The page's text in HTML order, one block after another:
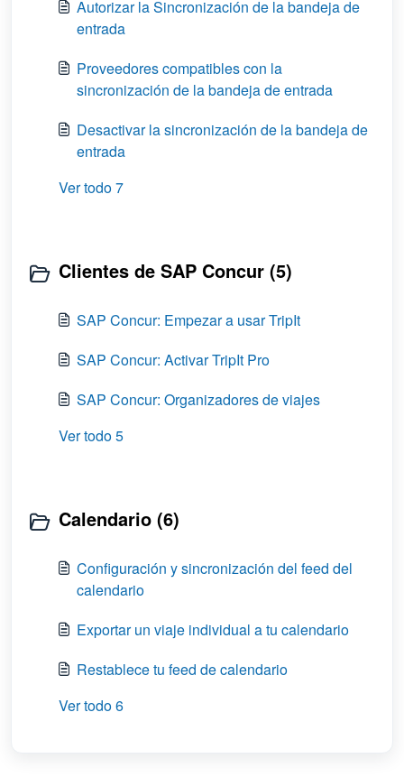
Autorizar la Sincronización de la bandeja de
entrada
Proveedores compatibles con la
sincronización de la bandeja de entrada
Desactivar la sincronización de la bandeja de
entrada
Ver todo 7
Clientes de SAP Concur (5)
SAP Concur: Empezar a usar TripIt
SAP Concur: Activar TripIt Pro
SAP Concur: Organizadores de viajes
Ver todo 5
Calendario (6)
Configuración y sincronización del feed del
calendario
Exportar un viaje individual a tu calendario
Restablece tu feed de calendario
Ver todo 6